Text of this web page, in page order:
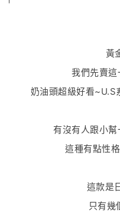
黃
我們先賣
奶油頭超級好看~U.S
有沒有人跟小
這種有點性
這款是
只有幾